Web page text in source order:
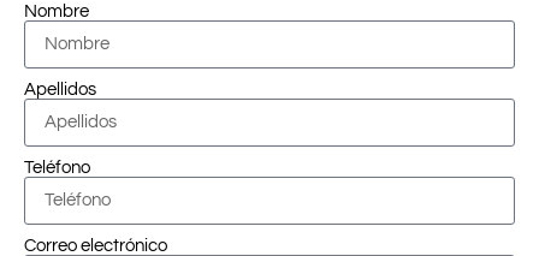
Nombre
Apellidos
Teléfono
Correo electrónico